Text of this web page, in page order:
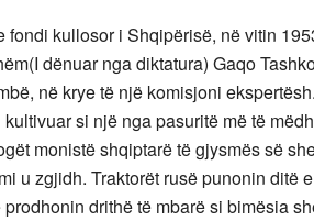
fondi kullosor i Shqipërisë, në vitin
dënuar nga diktatura) Gaqo
në krye të një komisjoni
kultivuar si një nga pasuritë më të
monistë shqiptarë të gjysmës së
u zgjidh. Traktorët rusë punonin ditë
drithë të mbarë si bimësia